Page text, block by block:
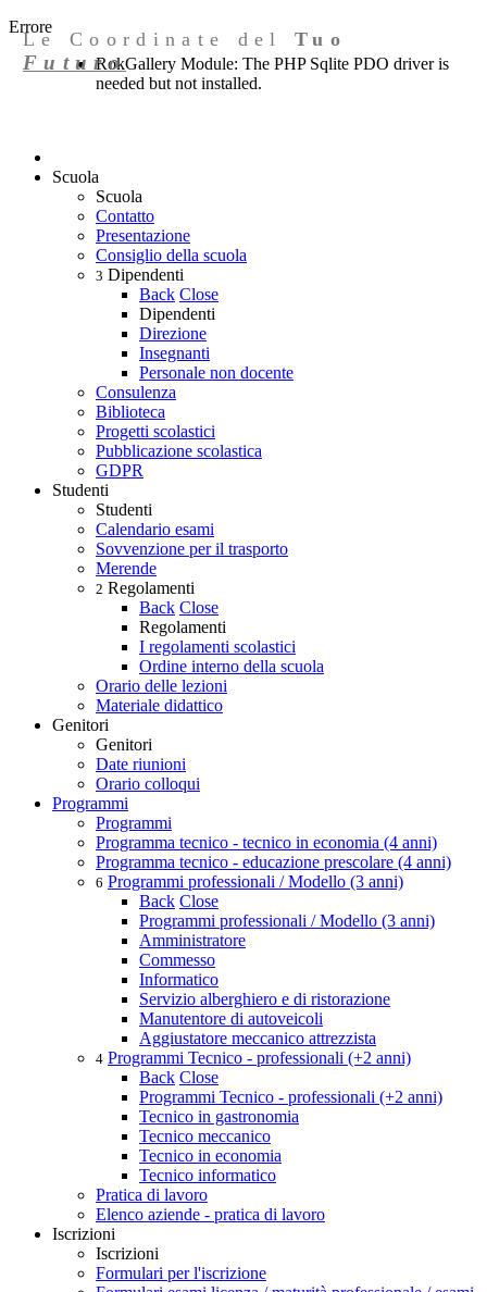
Errore
RokGallery Module: The PHP Sqlite PDO driver is
needed but not installed.
Le Coordinate delTuo
Futuro
Scuola
Scuola
Contatto
Presentazione
Consiglio della scuola
3 Dipendenti
Back Close
Dipendenti
Direzione
Insegnanti
Personale non docente
Consulenza
Biblioteca
Progetti scolastici
Pubblicazione scolastica
GDPR
Studenti
Studenti
Calendario esami
Sovvenzione per il trasporto
Merende
2 Regolamenti
Back Close
Regolamenti
I regolamenti scolastici
Ordine interno della scuola
Orario delle lezioni
Materiale didattico
Genitori
Genitori
Date riunioni
Orario colloqui
Programmi
Programmi
Programma tecnico - tecnico in economia (4 anni)
Programma tecnico - educazione prescolare (4 anni)
6 Programmi professionali / Modello (3 anni)
Back Close
Programmi professionali / Modello (3 anni)
Amministratore
Commesso
Informatico
Servizio alberghiero e di ristorazione
Manutentore di autoveicoli
Aggiustatore meccanico attrezzista
4 Programmi Tecnico - professionali (+2 anni)
Back Close
Programmi Tecnico - professionali (+2 anni)
Tecnico in gastronomia
Tecnico meccanico
Tecnico in economia
Tecnico informatico
Pratica di lavoro
Elenco aziende - pratica di lavoro
Iscrizioni
Iscrizioni
Formulari per l'iscrizione